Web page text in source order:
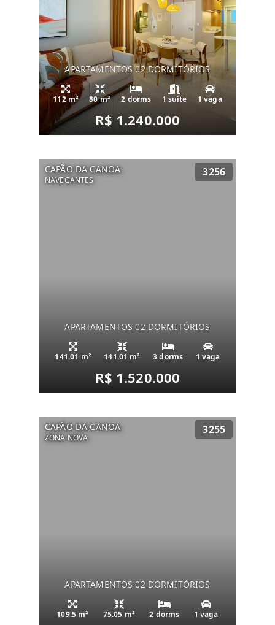
APARTAMENTOS 02 DORMITÓRIOS
112 m² 80 m² 2 dorms 1 suíte 1 vaga
R$ 1.240.000
CAPÃO DA CANOA
NAVEGANTES
3256
APARTAMENTOS 02 DORMITÓRIOS
141.01 m² 141.01 m² 3 dorms 1 vaga
R$ 1.520.000
CAPÃO DA CANOA
ZONA NOVA
3255
APARTAMENTOS 02 DORMITÓRIOS
109.5 m² 75.05 m² 2 dorms 1 vaga